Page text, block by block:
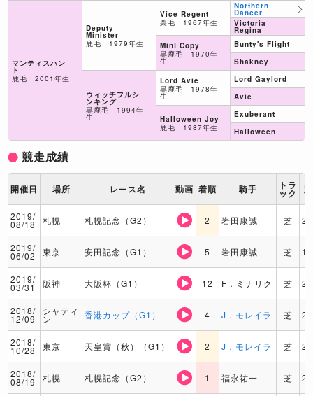
マンティスハン
ト
鹿毛 2001年生
Deputy
Minister
鹿毛 1979年生
ウィッチフルシ
ンキング
黒鹿毛 1994年
生
Vice Regent
栗毛 1967年生
Mint Copy
黒鹿毛 1970年
生
Lord Avie
黒鹿毛 1978年
生
Halloween Joy
鹿毛 1987年生
Northern
Dancer
Victoria
Regina
Bunty's Flight
Shakney
Lord Gaylord
Avie
Exuberant
Halloween
競走成績
開催日 場所 レース名 動画 着順 騎手 トラ
ック
2019/
08/18 札幌 札幌記念（G2） 2 岩田康誠 芝
2019/
06/02 東京 安田記念（G1） 5 岩田康誠 芝
2019/
03/31 阪神 大阪杯（G1） 12 F．ミナリク 芝
2018/
12/09
シャティ
ン 香港カップ（G1） 4 J．モレイラ 芝
2018/
10/28 東京 天皇賞（秋）（G1） 2 J．モレイラ 芝
2018/
08/19 札幌 札幌記念（G2） 1 福永祐一 芝